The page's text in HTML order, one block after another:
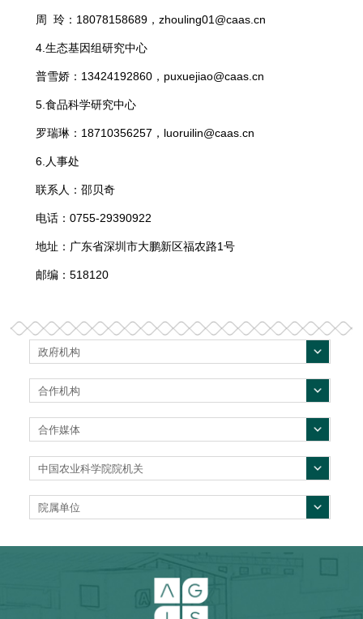
周 玲：18078158689，zhouling01@caas.cn
4.生态基因组研究中心
普雪娇：13424192860，puxuejiao@caas.cn
5.食品科学研究中心
罗瑞琳：18710356257，luoruilin@caas.cn
6.人事处
联系人：邵贝奇
电话：0755-29390922
地址：广东省深圳市大鹏新区福农路1号
邮编：518120
政府机构
合作机构
合作媒体
中国农业科学院院机关
院属单位